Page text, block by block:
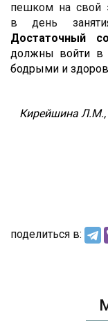
пешком на свой
в день
Достаточный
должны войти в
бодрыми и
Кирейшина Л.М.,
поделиться в: